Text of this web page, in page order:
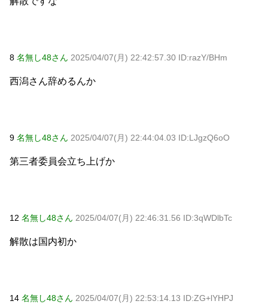
8 名無し48さん 2025/04/07(月) 22:42:57.30 ID:razY/BHm
西潟さん辞めるんか
9 名無し48さん 2025/04/07(月) 22:44:04.03 ID:LJgzQ6oO
第三者委員会立ち上げか
12 名無し48さん 2025/04/07(月) 22:46:31.56 ID:3qWDlbTc
解散は国内初か
14 名無し48さん 2025/04/07(月) 22:53:14.13 ID:ZG+lYHPJ